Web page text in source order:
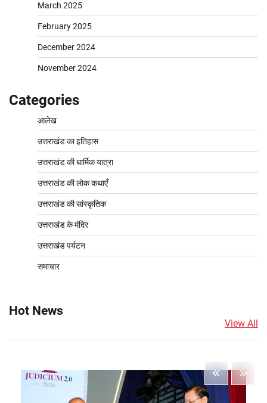
March 2025
February 2025
December 2024
November 2024
Categories
आलेख
उत्तराखंड का इतिहास
उत्तराखंड की धार्मिक यात्रा
उत्तराखंड की लोक कथाएँ
उत्तराखंड की सांस्कृतिक
उत्तराखंड के मंदिर
उत्तराखंड पर्यटन
समाचार
Hot News
View All